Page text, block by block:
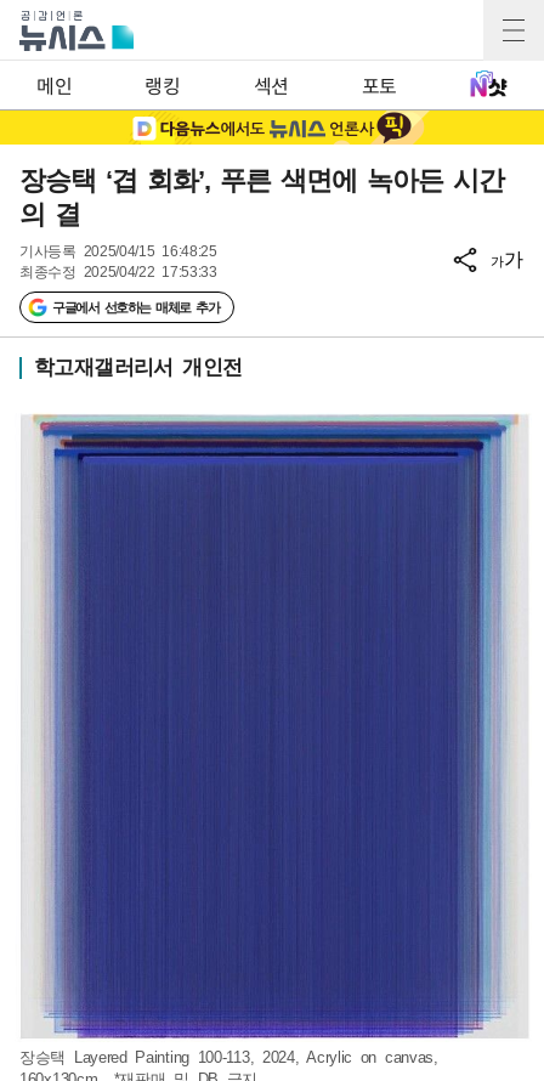
메인 랭킹 섹션 포토
장승택 ‘겹 회화’, 푸른 색면에 녹아든 시간
의 결
기사등록 2025/04/15 16:48:25
최종수정 2025/04/22 17:53:33
구글에서 선호하는 매체로 추가
가가
학고재갤러리서 개인전
장승택 Layered Painting 100-113, 2024, Acrylic on canvas,